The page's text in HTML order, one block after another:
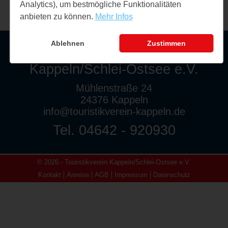
Touristikverein
Kappeln/Schlei-Ostsee e.V.
Mühlenstraße 24
24376 Kappeln
info@touristikverein-kappeln.de
Tel. 04642 - 920930
© 2026 - Touristikverein Kappeln/Schlei-Ostsee e.V.
Kontakt
Anreise AGB Impressum Datenschutz
Analytics), um bestmögliche Funktionalitäten
anbieten zu können. Mehr Infos
Ablehnen Zustimmen